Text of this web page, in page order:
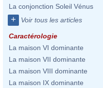
La conjonction Soleil Vénus
+ Voir tous les articles
Caractérologie
La maison VI dominante
La maison VII dominante
La maison VIII dominante
La maison IX dominante